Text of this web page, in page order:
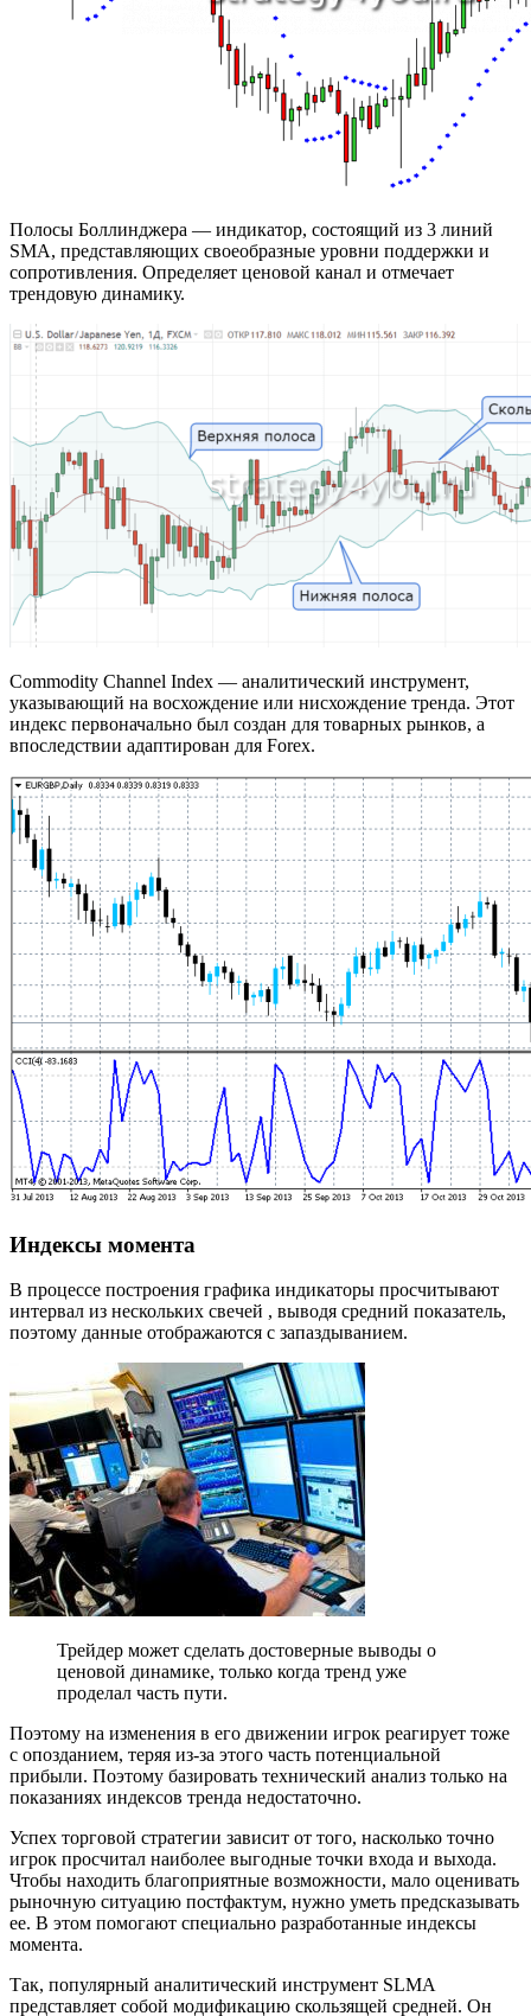
Полосы Боллинджера — индикатор, состоящий из 3 линий
SMA, представляющих своеобразные уровни поддержки и
сопротивления. Определяет ценовой канал и отмечает
трендовую динамику.
Commodity Channel Index — аналитический инструмент,
указывающий на восхождение или нисхождение тренда. Этот
индекс первоначально был создан для товарных рынков, а
впоследствии адаптирован для Forex.
Индексы момента
В процессе построения графика индикаторы просчитывают
интервал из нескольких свечей , выводя средний показатель,
поэтому данные отображаются с запаздыванием.
Трейдер может сделать достоверные выводы о
ценовой динамике, только когда тренд уже
проделал часть пути.
Поэтому на изменения в его движении игрок реагирует тоже
с опозданием, теряя из-за этого часть потенциальной
прибыли. Поэтому базировать технический анализ только на
показаниях индексов тренда недостаточно.
Успех торговой стратегии зависит от того, насколько точно
игрок просчитал наиболее выгодные точки входа и выхода.
Чтобы находить благоприятные возможности, мало оценивать
рыночную ситуацию постфактум, нужно уметь предсказывать
ее. В этом помогают специально разработанные индексы
момента.
Так, популярный аналитический инструмент SLMA
представляет собой модификацию скользящей средней. Он